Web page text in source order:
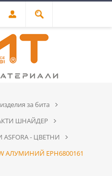
за бита
ШНАЙДЕР
- ЦВЕТНИ
АЛУМИНИЙ EPH6800161